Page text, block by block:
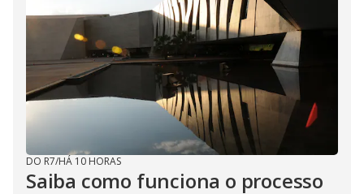
DO R7/HÁ 10 HORAS
Saiba como funciona o processo